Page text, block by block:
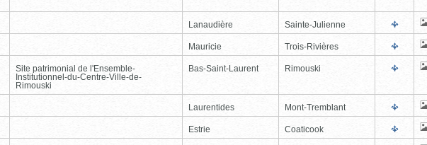
Lanaudière Sainte-Julienne
Mauricie Trois-Rivières
Site patrimonial de l'Ensemble-
Institutionnel-du-Centre-Ville-de-
Rimouski
Bas-Saint-Laurent Rimouski
Laurentides Mont-Tremblant
Estrie Coaticook